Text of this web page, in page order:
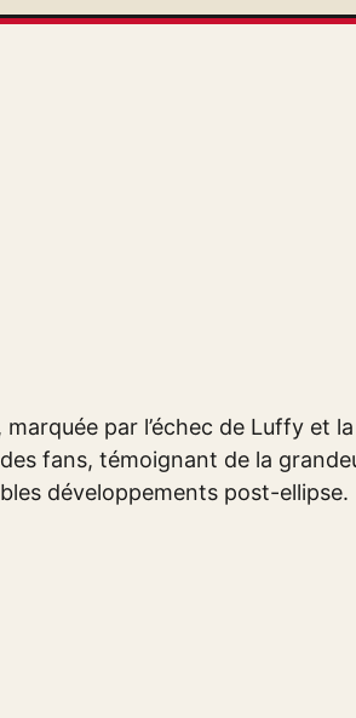
, marquée par l’échec de Luffy et
fans, témoignant de la
développements post-ellipse.